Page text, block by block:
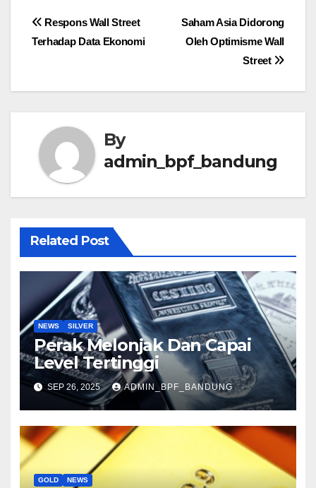
Post
navigation
Saham Asia Didorong
Oleh Optimisme Wall
Street
Respons Wall Street
Terhadap Data Ekonomi
By
admin_bpf_bandung
Related Post
NEWS SILVER
Perak Melonjak Dan Capai
Level Tertinggi
SEP 26, 2025 ADMIN_BPF_BANDUNG
GOLD NEWS